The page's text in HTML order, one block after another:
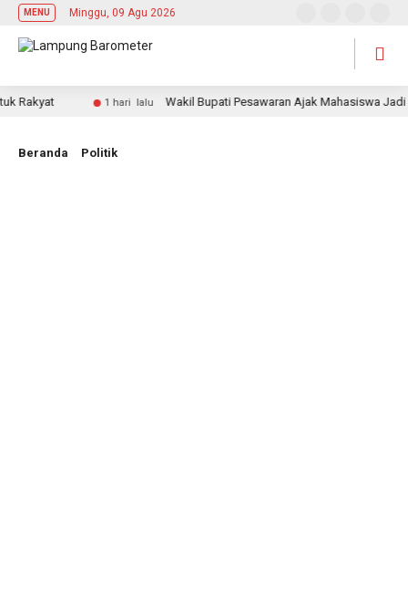
MENU Minggu, 09 Agu 2026
1 hari lalu Wakil Bupati Pesawaran Ajak Mahasiswa Jadi
Beranda Politik